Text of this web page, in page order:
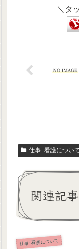
＼タ
仕事･看護につい
関連記事
仕事･看護について